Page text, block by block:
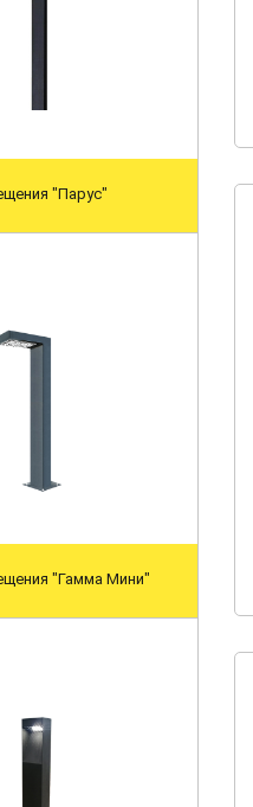
"Парус"
"Гамма Мини"